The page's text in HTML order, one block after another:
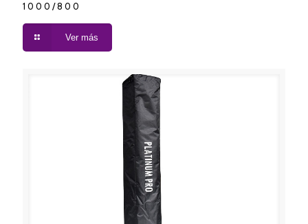
1000/800
Ver más